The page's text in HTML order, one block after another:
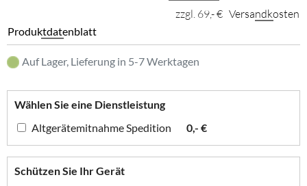
zzgl. 69,- € Versandkosten
Produktdatenblatt
Auf Lager, Lieferung in 5-7 Werktagen
Wählen Sie eine Dienstleistung
Altgerätemitnahme Spedition
0,- €
Schützen Sie Ihr Gerät